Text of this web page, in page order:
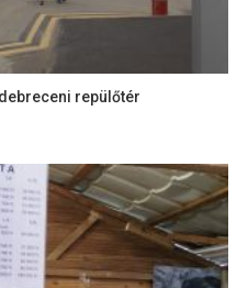
repülőtér